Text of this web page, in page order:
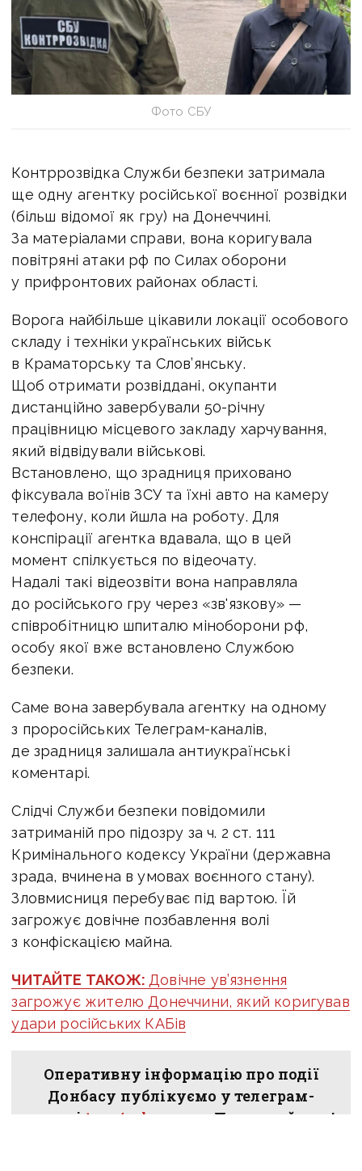
Фото СБУ
Контррозвідка Служби безпеки затримала
ще одну агентку російської воєнної розвідки
(більш відомої як гру) на Донеччині.
За матеріалами справи, вона коригувала
повітряні атаки рф по Силах оборони
у прифронтових районах області.
Ворога найбільше цікавили локації особового
складу і техніки українських військ
в Краматорську та Слов’янську.
Щоб отримати розвіддані, окупанти
дистанційно завербували 50-річну
працівницю місцевого закладу харчування,
який відвідували військові.
Встановлено, що зрадниця приховано
фіксувала воїнів ЗСУ та їхні авто на камеру
телефону, коли йшла на роботу. Для
конспірації агентка вдавала, що в цей
момент спілкується по відеочату.
Надалі такі відеозвіти вона направляла
до російського гру через «зв'язкову» —
співробітницю шпиталю міноборони рф,
особу якої вже встановлено Службою
безпеки.
Саме вона завербувала агентку на одному
з проросійських Телеграм-каналів,
де зрадниця залишала антиукраїнські
коментарі.
Слідчі Служби безпеки повідомили
затриманій про підозру за ч. 2 ст. 111
Кримінального кодексу України (державна
зрада, вчинена в умовах воєнного стану).
Зловмисниця перебуває під вартою. Їй
загрожує довічне позбавлення волі
з конфіскацією майна.
ЧИТАЙТЕ ТАКОЖ: Довічне ув’язнення
загрожує жителю Донеччини, який коригував
удари російських КАБів
Оперативну інформацію про події
Донбасу публікуємо у телеграм-
каналі t.me/vchasnoua . Приєднуйтеся!